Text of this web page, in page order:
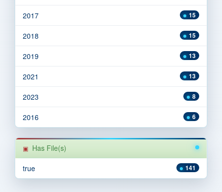
15
2017
15
2018
13
2019
13
2021
8
2023
6
2016
Has File(s)
141
true